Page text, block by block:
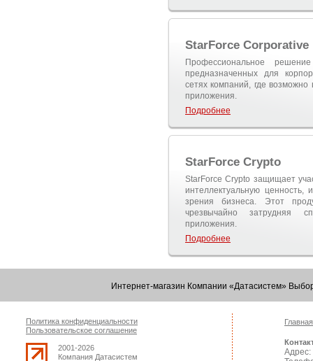
StarForce Corporative
Профессиональное
предназначенных для
сетях компаний, где
приложения.
Подробнее
StarForce Crypto
StarForce Crypto защищает
интеллектуальную
зрения бизнеса. Этот
чрезвычайно затрудняя
приложения.
Подробнее
Интернет-магазин Компании «Датасистем»
Политика конфиденциальности
Пользовательское соглашение
2001-2026
Компания Датасистем
Главная
Адрес: